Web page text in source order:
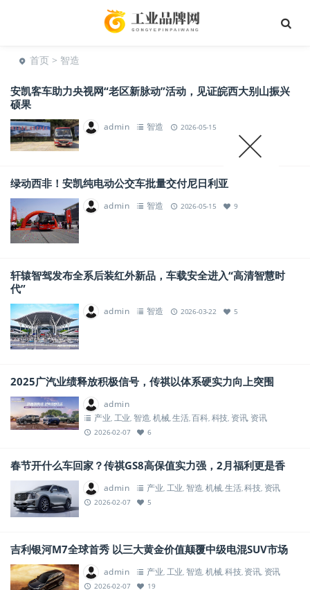
首页 > 智造
安凯客车助力央视网“老区新脉动”活动，见证皖西大别山振兴
硕果
admin 智造 2026-05-15
绿动西非！安凯纯电动公交车批量交付尼日利亚
admin 智造 2026-05-15 9
轩辕智驾发布全系后装红外新品，车载安全进入“高清智慧时
代”
admin 智造 2026-03-22 5
2025广汽业绩释放积极信号，传祺以体系硬实力向上突围
admin
产业, 工业, 智造, 机械,生活,百科, 科技, 资讯, 资讯
2026-02-07 6
春节开什么车回家？传祺GS8高保值实力强，2月福利更是香
admin 产业, 工业, 智造, 机械,生活,科技, 资讯
2026-02-07 5
吉利银河M7全球首秀 以三大黄金价值颠覆中级电混SUV市场
admin 产业 工业 智造 机械 ,科技, 资讯 资讯
2026-02-07 19